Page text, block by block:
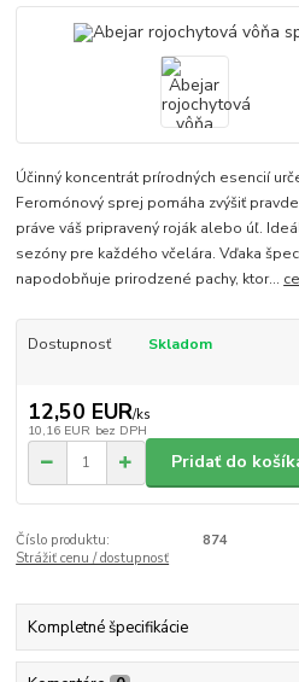
Účinný koncentrát prírodných esencií
Feromónový sprej pomáha zvýšiť
práve váš pripravený roják alebo úľ.
sezóny pre každého včelára. Vďaka
napodobňuje prirodzené pachy, ktor...
Dostupnosť Skladom
12,50 EUR/ks
10,16 EUR bez DPH
Pridať do
Číslo produktu:
874
Strážiť cenu / dostupnosť
Kompletné špecifikácie